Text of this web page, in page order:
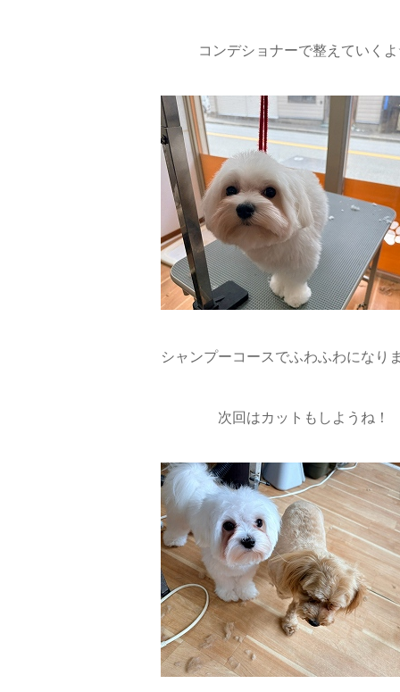
コンデショナーで整えていく
シャンプーコースでふわふわになり
次回はカットもしようね！